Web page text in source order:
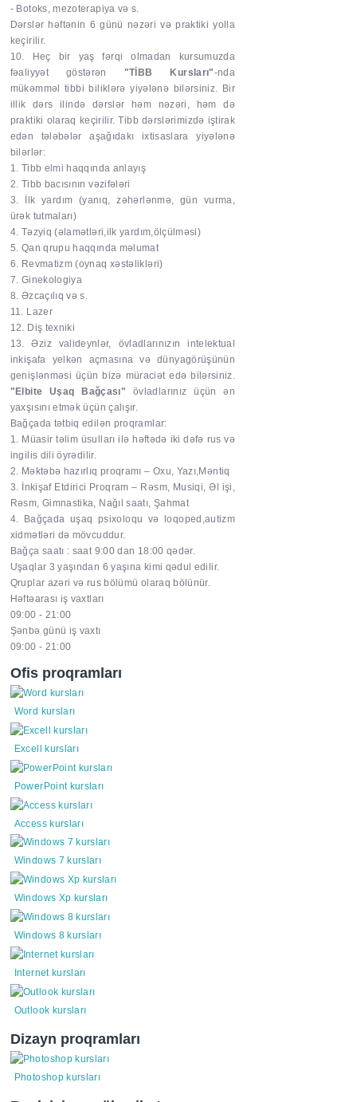
- Botoks, mezoterapiya və s.
Dərslər həftənin 6 günü nəzəri və praktiki yolla
keçirilir.
10. Heç bir yaş fərqi olmadan kursumuzda
fəaliyyət göstərən "TİBB Kursları"-nda
mükəmməl tibbi biliklərə yiyələnə bilərsiniz. Bir
illik dərs ilində dərslər həm nəzəri, həm də
praktiki olaraq keçirilir. Tibb dərslərimizdə iştirak
edən tələbələr aşağıdakı ixtisaslara yiyələnə
bilərlər:
1. Tibb elmi haqqında anlayış
2. Tibb bacısının vəzifələri
3. İlk yardım (yanıq, zəhərlənmə, gün vurma,
ürək tutmaları)
4. Təzyiq (əlamətləri,ilk yardım,ölçülməsi)
5. Qan qrupu haqqında məlumat
6. Revmatizm (oynaq xəstəlikləri)
7. Ginekologiya
8. Əzcaçılıq və s.
11. Lazer
12. Diş texniki
13. Əziz valideynlər, övladlarınızın intelektual
inkişafa yelkən açmasına və dünyagörüşünün
genişlənməsi üçün bizə müraciət edə bilərsiniz.
"Elbite Uşaq Bağçası" övladlarınız üçün ən
yaxşısını etmək üçün çalışır.
Bağçada tətbiq edilən proqramlar:
1. Müasir təlim üsulları ilə həftədə iki dəfə rus və
ingilis dili öyrədilir.
2. Məktəbə hazırlıq proqramı – Oxu, Yazı,Məntiq
3. İnkişaf Etdirici Proqram – Rəsm, Musiqi, Əl işi,
Rəsm, Gimnastika, Nağıl saatı, Şahmat
4. Bağçada uşaq psixoloqu və loqoped,autizm
xidmətləri də mövcuddur.
Bağça saatı : saat 9:00 dan 18:00 qədər.
Uşaqlar 3 yaşından 6 yaşına kimi qədul edilir.
Qruplar azəri və rus bölümü olaraq bölünür.
Həftəarası iş vaxtları
09:00 - 21:00
Şənbə günü iş vaxtı
09:00 - 21:00
Ofis proqramları
Word kursları
Excell kursları
PowerPoint kursları
Access kursları
Windows 7 kursları
Windows Xp kursları
Windows 8 kursları
Internet kursları
Outlook kursları
Dizayn proqramları
Photoshop kursları